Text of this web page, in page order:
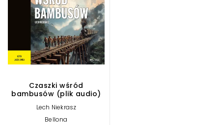
Czaszki wśród
bambusów (plik audio)
Lech Niekrasz
Bellona